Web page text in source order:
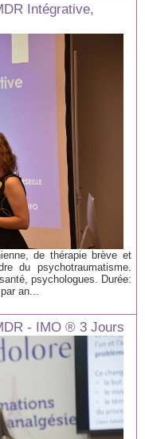
Intégrative,
de thérapie brève et
du psychotraumatisme.
psychologues. Durée:
an...
- IMO ® 3 Jours